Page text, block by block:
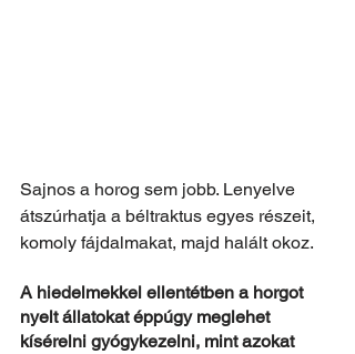
Sajnos a horog sem jobb. Lenyelve
átszúrhatja a béltraktus egyes részeit,
komoly fájdalmakat, majd halált okoz.
A hiedelmekkel ellentétben a horgot
nyelt állatokat éppúgy meglehet
kísérelni gyógykezelni, mint azokat